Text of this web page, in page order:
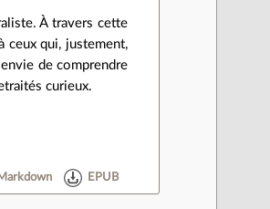
À travers cette
ceux qui, justement,
de comprendre
curieux.
Markdown EPUB